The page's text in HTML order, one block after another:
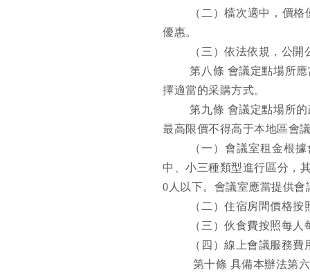
（二）檔次適中，價
優惠。
（三）依法依規，公
第八條 會議定點場所
擇適當的采購方式。
第九條 會議定點場所
最高限價不得高于本地區會
（一）會議室租金根
中、小三種類型進行區分，
0人以下。會議室應當提供
（二）住宿房間價格
（三）伙食費按照每
（四）線上會議服務
第十條 具備本辦法第